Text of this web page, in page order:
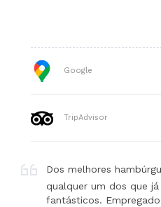
Google
TripAdvisor
Dos melhores
qualquer um dos que
fantásticos.